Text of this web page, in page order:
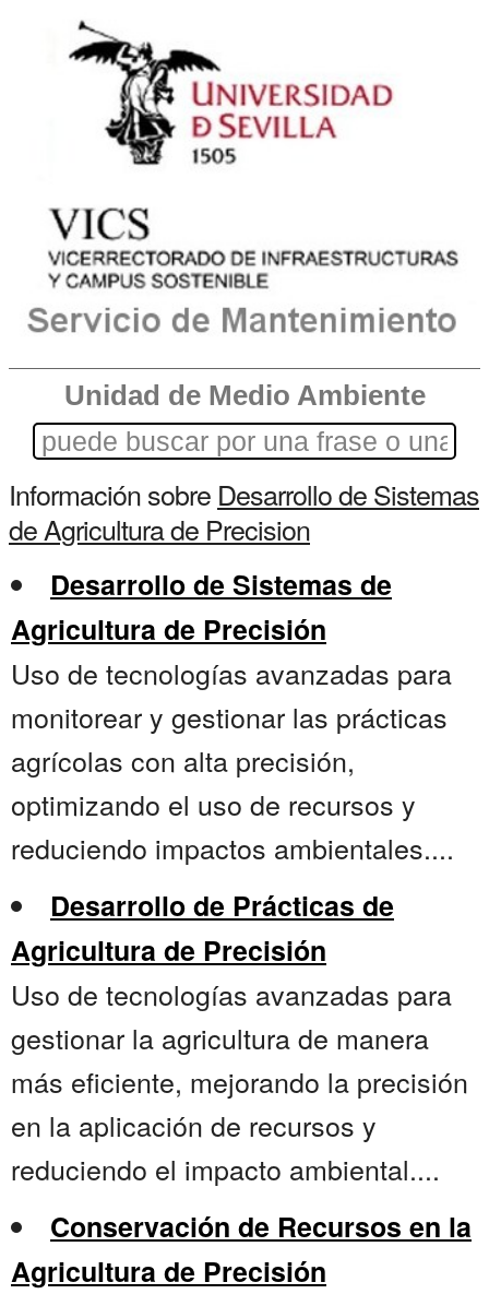
Unidad de Medio Ambiente
Información sobre Desarrollo de Sistemas
de Agricultura de Precision
Desarrollo de Sistemas de
Agricultura de Precisión
Uso de tecnologías avanzadas para
monitorear y gestionar las prácticas
agrícolas con alta precisión,
optimizando el uso de recursos y
reduciendo impactos ambientales....
Desarrollo de Prácticas de
Agricultura de Precisión
Uso de tecnologías avanzadas para
gestionar la agricultura de manera
más eficiente, mejorando la precisión
en la aplicación de recursos y
reduciendo el impacto ambiental....
Conservación de Recursos en la
Agricultura de Precisión